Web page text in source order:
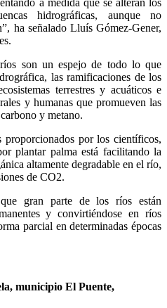
hidrográficas, aunque no
ha señalado Lluís Gómez-Gener,
son un espejo de todo lo que
las ramificaciones de los
terrestres y acuáticos e
y humanas que promueven las
y metano.
por los científicos,
plantar palma está facilitando la
altamente degradable en el río,
de CO2.
gran parte de los ríos están
y convirtiéndose en ríos
parcial en determinadas épocas
municipio El Puente,